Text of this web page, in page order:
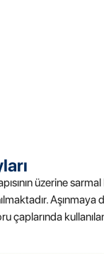
üzerine
Aşınmaya
çaplarında